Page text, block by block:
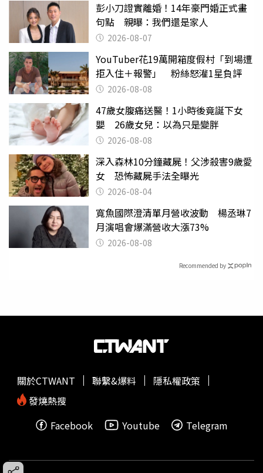
彭小刀證實離婚！14年豪門婚正式畫
句點 親曝：我們還是家人
2026-08-07
YouTuber花19萬開箱度假村「到場遭
拒入住＋報警」 粉絲怒灌1星負評
2026-08-08
47歲女腹痛送醫！1小時後竟誕下女
嬰 26歲女兒：以為只是變胖
2026-08-08
深入森林10分鐘藏屍！父涉殺害9歲愛
女 恐怖藏屍手法全曝光
2026-08-04
寬魚國際澄清單月營收波動 楊丞琳7
月演唱會爆滿營收大漲73%
2026-08-08
Recommended by
關於CTWANT 聯繫&爆料
隱私權政策
發燒熱搜
Facebook
Youtube Telegram